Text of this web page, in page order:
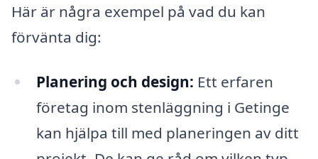
Här är några exempel på vad du kan
förvänta dig:
Planering och design: Ett erfaren
företag inom stenläggning i Getinge
kan hjälpa till med planeringen av ditt